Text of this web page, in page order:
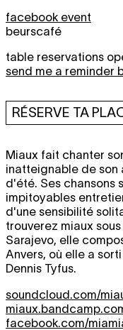
facebook event
beurscafé
table reservations
send me a reminder
RÉSERVE TA
Miaux fait chanter
inatteignable de son
d'été. Ses chansons
impitoyables
d'une sensibilité
trouverez miaux
Sarajevo, elle
Anvers, où elle a
Dennis Tyfus.
soundcloud.com/
facebook.com/